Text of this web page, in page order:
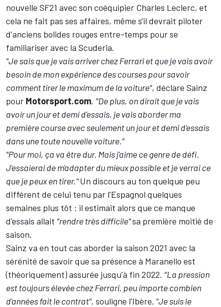
nouvelle SF21 avec son coéquipier Charles Leclerc, et
cela ne fait pas ses affaires, même s'il devrait piloter
d'anciens bolides rouges entre-temps pour se
familiariser avec la Scuderia.
"Je sais que je vais arriver chez Ferrari et que je vais avoir
besoin de mon expérience des courses pour savoir
comment tirer le maximum de la voiture", déclare Sainz
pour Motorsport.com. "De plus, on dirait que je vais
avoir un jour et demi d'essais, je vais aborder ma
première course avec seulement un jour et demi d'essais
dans une toute nouvelle voiture."
"Pour moi, ça va être dur. Mais j'aime ce genre de défi.
J'essaierai de m'adapter du mieux possible et je verrai ce
que je peux en tirer."Un discours au ton quelque peu
différent de celui tenu par l'Espagnol quelques
semaines plus tôt : il estimait alors que ce manque
d'essais allait "rendre très difficile"sa première moitié de
saison.
Sainz va en tout cas aborder la saison 2021 avec la
sérénité de savoir que sa présence à Maranello est
(théoriquement) assurée jusqu'à fin 2022. "La pression
est toujours élevée chez Ferrari, peu importe combien
d'années fait le contrat", souligne l'Ibère. "Je suis le